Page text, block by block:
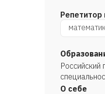
Репетитор
О себе